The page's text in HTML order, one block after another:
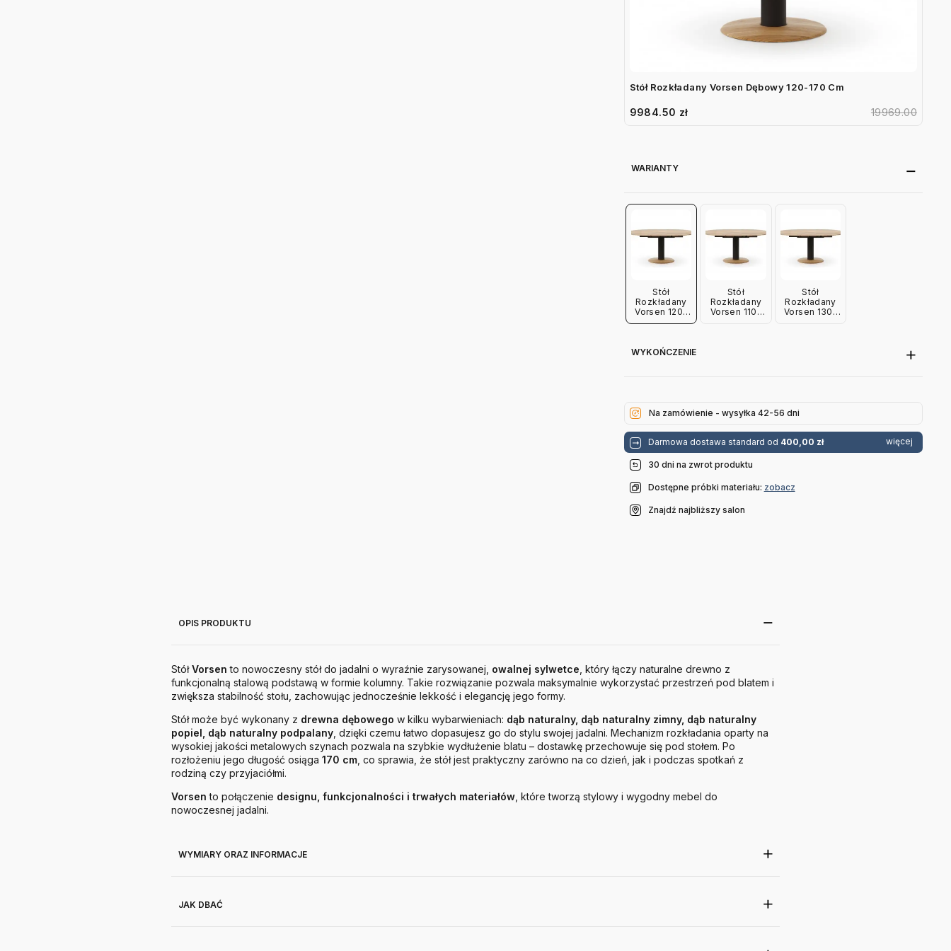
Stół Rozkładany Vorsen Dębowy 120-170 Cm
19969.00
9984.50 zł
WARIANTY
Stół
Rozkładany
Vorsen 120-
170 Cm
Stół
Rozkładany
Vorsen 110-
Stół
Rozkładany
Vorsen 130-
WYKOŃCZENIE
Na zamówienie - wysyłka 42-56 dni
Darmowa dostawa standard od 400,00 zł więcej
30 dni na zwrot produktu
Dostępne próbki materiału: zobacz
Znajdź najbliższy salon
OPIS PRODUKTU
StółVorsen to nowoczesny stół do jadalni o wyraźnie zarysowanej, owalnej sylwetce , który łączy naturalne drewno z
funkcjonalną stalową podstawą w formie kolumny. Takie rozwiązanie pozwala maksymalnie wykorzystać przestrzeń pod blatem i
zwiększa stabilność stołu, zachowując jednocześnie lekkość i elegancję jego formy.
Stół może być wykonany z drewna dębowego w kilku wybarwieniach: dąb naturalny, dąb naturalny zimny, dąb naturalny
popiel, dąb naturalny podpalany , dzięki czemu łatwo dopasujesz go do stylu swojej jadalni. Mechanizm rozkładania oparty na
wysokiej jakości metalowych szynach pozwala na szybkie wydłużenie blatu – dostawkę przechowuje się pod stołem. Po
rozłożeniu jego długość osiąga 170 cm , co sprawia, że stół jest praktyczny zarówno na co dzień, jak i podczas spotkań z
rodziną czy przyjaciółmi.
Vorsen to połączenie designu, funkcjonalności i trwałych materiałów , które tworzą stylowy i wygodny mebel do
nowoczesnej jadalni.
WYMIARY ORAZ INFORMACJE
JAK DBAĆ